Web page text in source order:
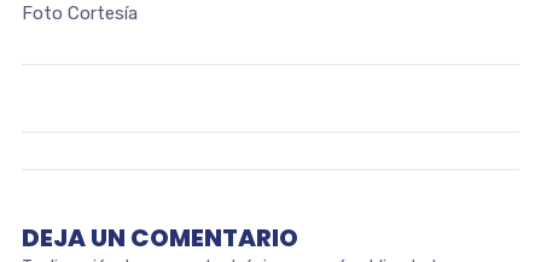
Foto Cortesía
DEJA UN COMENTARIO